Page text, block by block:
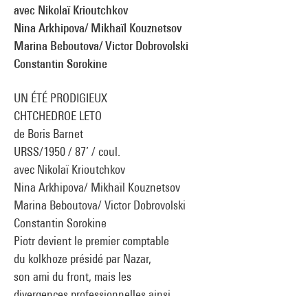
avec Nikolaï Krioutchkov
Nina Arkhipova/ Mikhaïl Kouznetsov
Marina Beboutova/ Victor Dobrovolski
Constantin Sorokine
UN ÉTÉ PRODIGIEUX
CHTCHEDROE LETO
de Boris Barnet
URSS/1950 / 87’ / coul.
avec Nikolaï Krioutchkov
Nina Arkhipova/ Mikhaïl Kouznetsov
Marina Beboutova/ Victor Dobrovolski
Constantin Sorokine
Piotr devient le premier comptable
du kolkhoze présidé par Nazar,
son ami du front, mais les